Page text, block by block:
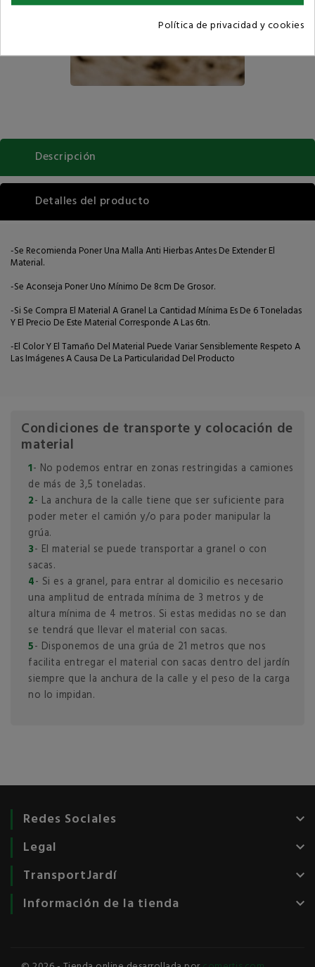
Descripción
Detalles del producto
-Se Recomienda Poner Una Malla Anti Hierbas Antes De Extender El
Material.
-Se Aconseja Poner Uno Mínimo De 8cm De Grosor.
-Si Se Compra El Material A Granel La Cantidad Mínima Es De 6 Toneladas
Y El Precio De Este Material Corresponde A Las 6tn.
-El Color Y El Tamaño Del Material Puede Variar Sensiblemente Respeto A
Las Imágenes A Causa De La Particularidad Del Producto
Condiciones de transporte y colocación de
material
1- No podemos entrar en zonas restringidas a camiones
de más de 3,5 toneladas.
2- La anchura de la calle tiene que ser suficiente para
poder meter el camión y/o para poder manipular la
grúa.
3- El material se puede transportar a granel o con
sacas.
4- Si es a granel, para entrar al domicilio es necesario
una amplitud de entrada mínima de 3 metros y de
altura mínima de 4 metros. Si estas medidas no se dan
se tendrá que llevar el material con sacas.
5- Disponemos de una grúa de 21 metros que nos
facilita entregar el material con sacas dentro del jardín
siempre que la anchura de la calle y el peso de la carga
no lo impidan.
Redes Sociales keyboard_arrow_down
Legal keyboard_arrow_down
TransportJardí keyboard_arrow_down
Información de la tienda keyboard_arrow_down
Política de privacidad y cookies